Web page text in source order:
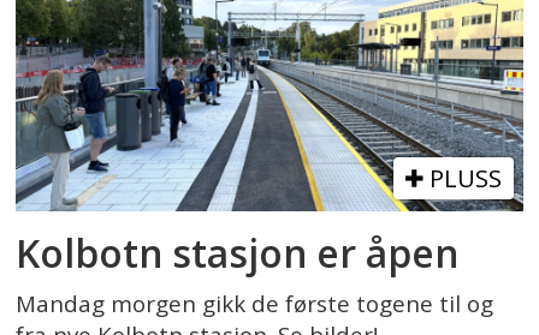
PLUSS
Kolbotn stasjon er åpen
Mandag morgen gikk de første togene til og